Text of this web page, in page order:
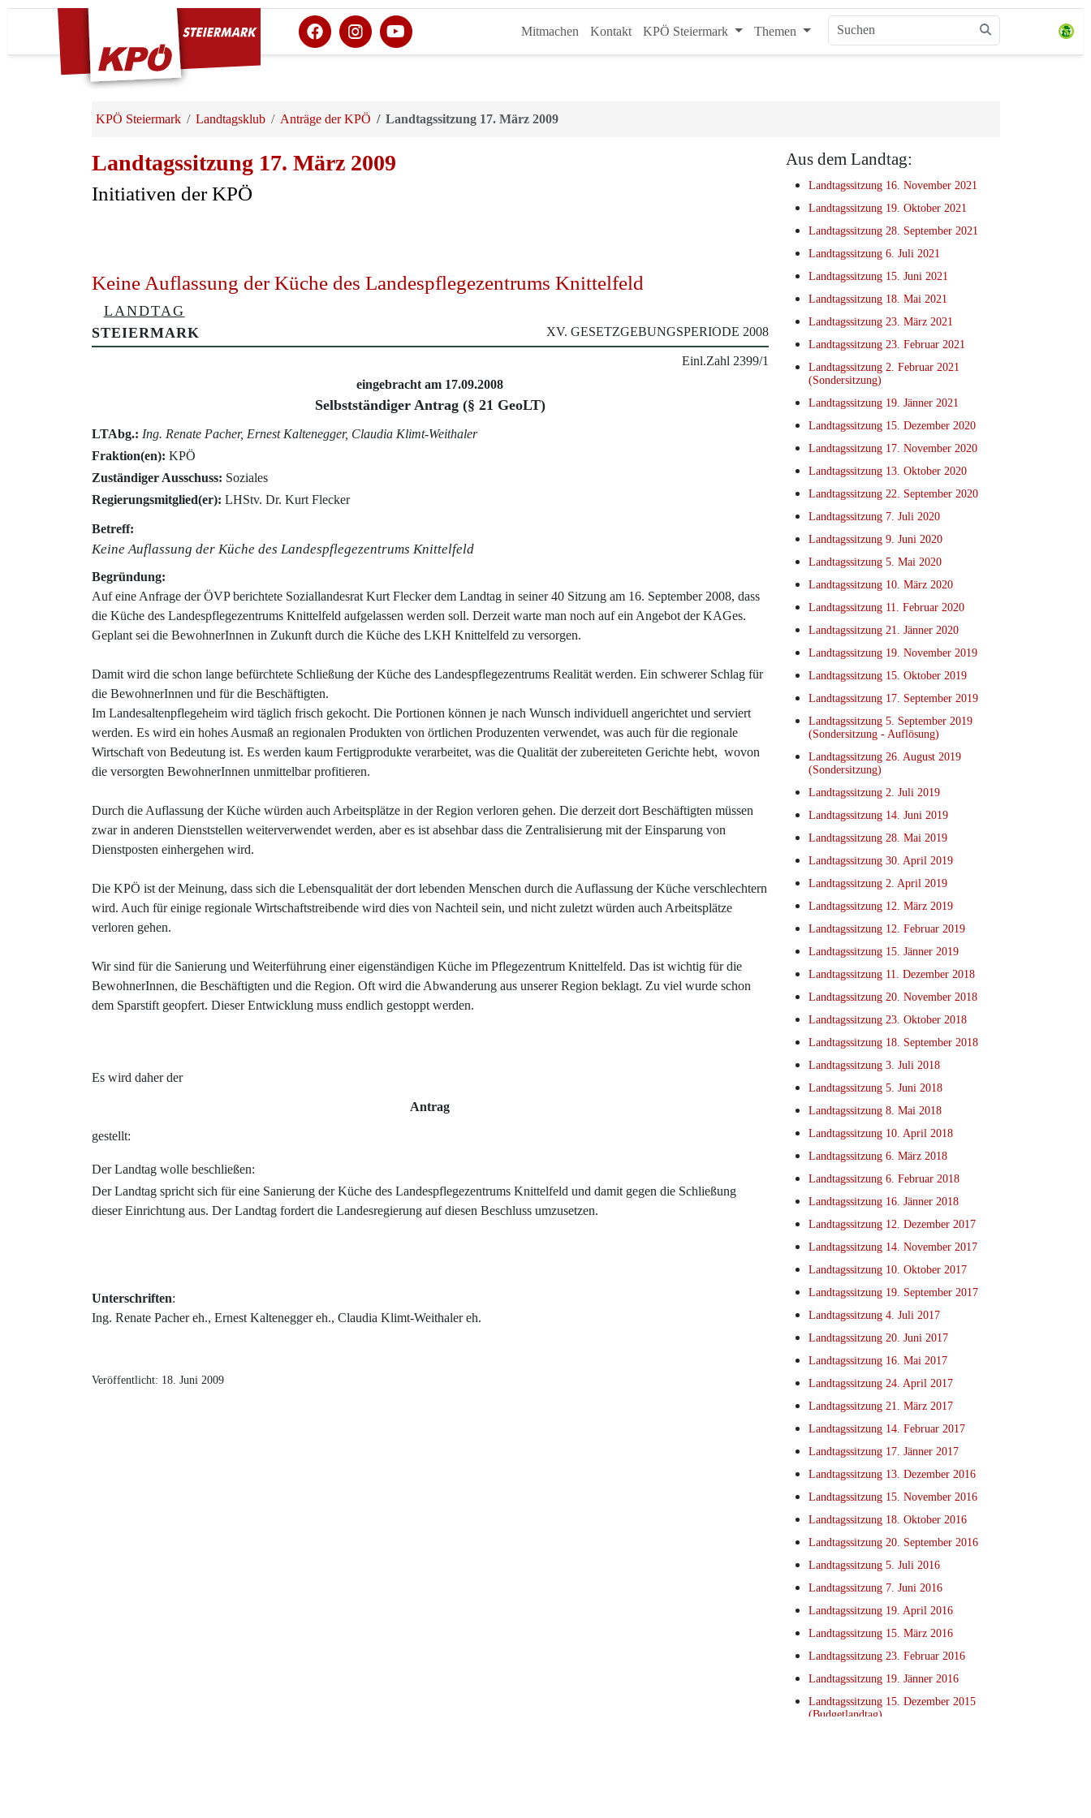
KPÖ Steiermark Mitmachen Kontakt KPÖ Steiermark Themen
KPÖ Steiermark Landtagsklub Anträge der KPÖ Landtagssitzung 17. März 2009
Landtagssitzung 17. März 2009
Initiativen der KPÖ
Keine Auflassung der Küche des Landespflegezentrums Knittelfeld
LANDTAG
STEIERMARK
XV. GESETZGEBUNGSPERIODE 2008
Einl.Zahl 2399/1
eingebracht am 17.09.2008
Selbstständiger Antrag (§ 21 GeoLT)
LTAbg.: Ing. Renate Pacher, Ernest Kaltenegger, Claudia Klimt-Weithaler
Fraktion(en): KPÖ
Zuständiger Ausschuss: Soziales
Regierungsmitglied(er): LHStv. Dr. Kurt Flecker
Betreff:
Keine Auflassung der Küche des Landespflegezentrums Knittelfeld
Begründung:
Auf eine Anfrage der ÖVP berichtete Soziallandesrat Kurt Flecker dem Landtag in seiner 40 Sitzung am 16. September 2008, dass
die Küche des Landespflegezentrums Knittelfeld aufgelassen werden soll. Derzeit warte man noch auf ein Angebot der KAGes.
Geplant sei die BewohnerInnen in Zukunft durch die Küche des LKH Knittelfeld zu versorgen.
Damit wird die schon lange befürchtete Schließung der Küche des Landespflegezentrums Realität werden. Ein schwerer Schlag für
die BewohnerInnen und für die Beschäftigten.
Im Landesaltenpflegeheim wird täglich frisch gekocht. Die Portionen können je nach Wunsch individuell angerichtet und serviert
werden. Es wird ein hohes Ausmaß an regionalen Produkten von örtlichen Produzenten verwendet, was auch für die regionale
Wirtschaft von Bedeutung ist. Es werden kaum Fertigprodukte verarbeitet, was die Qualität der zubereiteten Gerichte hebt, wovon
die versorgten BewohnerInnen unmittelbar profitieren.
Durch die Auflassung der Küche würden auch Arbeitsplätze in der Region verloren gehen. Die derzeit dort Beschäftigten müssen
zwar in anderen Dienststellen weiterverwendet werden, aber es ist absehbar dass die Zentralisierung mit der Einsparung von
Dienstposten einhergehen wird.
Die KPÖ ist der Meinung, dass sich die Lebensqualität der dort lebenden Menschen durch die Auflassung der Küche verschlechtern
wird. Auch für einige regionale Wirtschaftstreibende wird dies von Nachteil sein, und nicht zuletzt würden auch Arbeitsplätze
verloren gehen.
Wir sind für die Sanierung und Weiterführung einer eigenständigen Küche im Pflegezentrum Knittelfeld. Das ist wichtig für die
BewohnerInnen, die Beschäftigten und die Region. Oft wird die Abwanderung aus unserer Region beklagt. Zu viel wurde schon
dem Sparstift geopfert. Dieser Entwicklung muss endlich gestoppt werden.
Es wird daher der
Antrag
gestellt:
Der Landtag wolle beschließen:
Der Landtag spricht sich für eine Sanierung der Küche des Landespflegezentrums Knittelfeld und damit gegen die Schließung
dieser Einrichtung aus. Der Landtag fordert die Landesregierung auf diesen Beschluss umzusetzen.
Unterschriften:
Ing. Renate Pacher eh., Ernest Kaltenegger eh., Claudia Klimt-Weithaler eh.
Veröffentlicht: 18. Juni 2009
Aus dem Landtag:
Landtagssitzung 16. November 2021
Landtagssitzung 19. Oktober 2021
Landtagssitzung 28. September 2021
Landtagssitzung 6. Juli 2021
Landtagssitzung 15. Juni 2021
Landtagssitzung 18. Mai 2021
Landtagssitzung 23. März 2021
Landtagssitzung 23. Februar 2021
Landtagssitzung 2. Februar 2021
(Sondersitzung)
Landtagssitzung 19. Jänner 2021
Landtagssitzung 15. Dezember 2020
Landtagssitzung 17. November 2020
Landtagssitzung 13. Oktober 2020
Landtagssitzung 22. September 2020
Landtagssitzung 7. Juli 2020
Landtagssitzung 9. Juni 2020
Landtagssitzung 5. Mai 2020
Landtagssitzung 10. März 2020
Landtagssitzung 11. Februar 2020
Landtagssitzung 21. Jänner 2020
Landtagssitzung 19. November 2019
Landtagssitzung 15. Oktober 2019
Landtagssitzung 17. September 2019
Landtagssitzung 5. September 2019
(Sondersitzung - Auflösung)
Landtagssitzung 26. August 2019
(Sondersitzung)
Landtagssitzung 2. Juli 2019
Landtagssitzung 14. Juni 2019
Landtagssitzung 28. Mai 2019
Landtagssitzung 30. April 2019
Landtagssitzung 2. April 2019
Landtagssitzung 12. März 2019
Landtagssitzung 12. Februar 2019
Landtagssitzung 15. Jänner 2019
Landtagssitzung 11. Dezember 2018
Landtagssitzung 20. November 2018
Landtagssitzung 23. Oktober 2018
Landtagssitzung 18. September 2018
Landtagssitzung 3. Juli 2018
Landtagssitzung 5. Juni 2018
Landtagssitzung 8. Mai 2018
Landtagssitzung 10. April 2018
Landtagssitzung 6. März 2018
Landtagssitzung 6. Februar 2018
Landtagssitzung 16. Jänner 2018
Landtagssitzung 12. Dezember 2017
Landtagssitzung 14. November 2017
Landtagssitzung 10. Oktober 2017
Landtagssitzung 19. September 2017
Landtagssitzung 4. Juli 2017
Landtagssitzung 20. Juni 2017
Landtagssitzung 16. Mai 2017
Landtagssitzung 24. April 2017
Landtagssitzung 21. März 2017
Landtagssitzung 14. Februar 2017
Landtagssitzung 17. Jänner 2017
Landtagssitzung 13. Dezember 2016
Landtagssitzung 15. November 2016
Landtagssitzung 18. Oktober 2016
Landtagssitzung 20. September 2016
Landtagssitzung 5. Juli 2016
Landtagssitzung 7. Juni 2016
Landtagssitzung 19. April 2016
Landtagssitzung 15. März 2016
Landtagssitzung 23. Februar 2016
Landtagssitzung 19. Jänner 2016
Landtagssitzung 15. Dezember 2015
(Budgetlandtag)